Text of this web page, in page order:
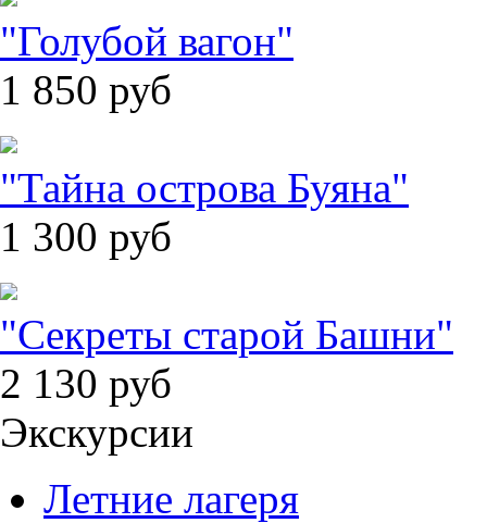
"Голубой вагон"
1 850 руб
"Тайна острова Буяна"
1 300 руб
"Секреты старой Башни"
2 130 руб
Экскурсии
Летние лагеря